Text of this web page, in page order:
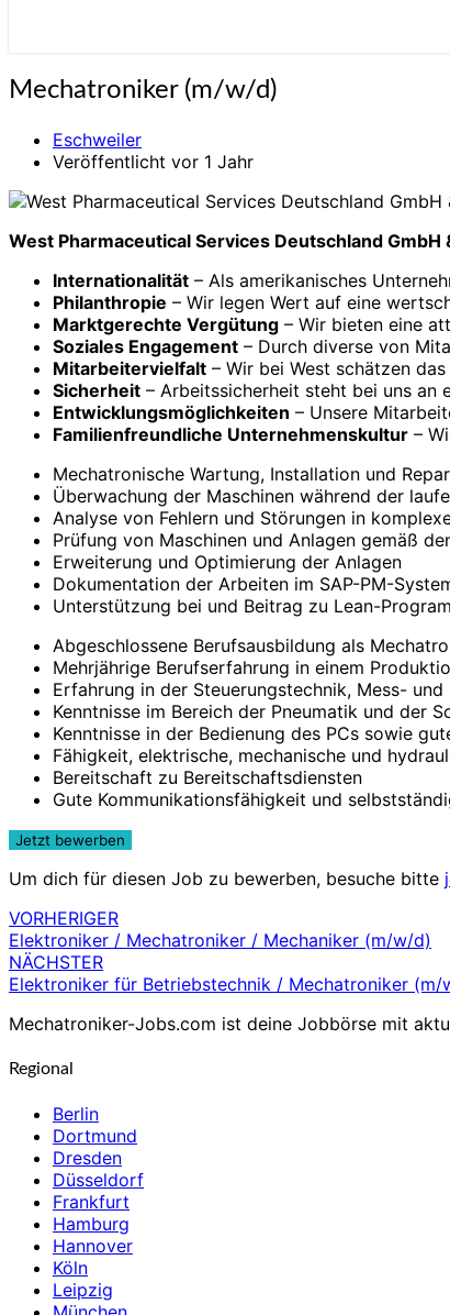
Mechatroniker
Mechatroniker (m/w/d)
Eschweiler
Veröffentlicht vor 1 Jahr
West Pharmaceutical Services Deutschland GmbH
Internationalität – Als ameri­ka­nisches
Philanthropie – Wir legen Wert auf eine
Marktgerechte Vergütung – Wir bieten eine
Soziales Engagement – Durch diverse von
Mitarbeitervielfalt – Wir bei West schätzen
Sicherheit – Arbeits­sicher­heit steht bei uns an
Entwicklungs­möglich­keiten – Unsere
Familien­freund­liche Unter­nehmens­kultur –
Mechatronische Wartung, Installation und
Überwachung der Maschinen während der
Analyse von Fehlern und Störungen in
Prüfung von Maschinen und Anlagen gemäß
Erweiterung und Optimierung der Anlagen
Dokumentation der Arbeiten im SAP-PM-
Unterstützung bei und Beitrag zu Lean-
Abgeschlossene Berufsausbildung als
Mehrjährige Berufserfahrung in einem
Erfahrung in der Steuerungstechnik, Mess- und
Kenntnisse im Bereich der Pneumatik und der
Kenntnisse in der Bedienung des PCs sowie
Fähigkeit, elektrische, mechanische und
Bereitschaft zu Bereitschaftsdiensten
Gute Kommunikationsfähigkeit und
Um dich für diesen Job zu bewerben, besuche bitte
Beitragsnavigation
VORHERIGER
Elektroniker / Mechatroniker / Mechaniker (m/w/d)
NÄCHSTER
Elektroniker für Betriebstechnik / Mechatroniker (m/
Mechatroniker-Jobs.com ist deine Jobbörse mit
Regional
Berlin
Dortmund
Dresden
Düsseldorf
Frankfurt
Hamburg
Hannover
Köln
Leipzig